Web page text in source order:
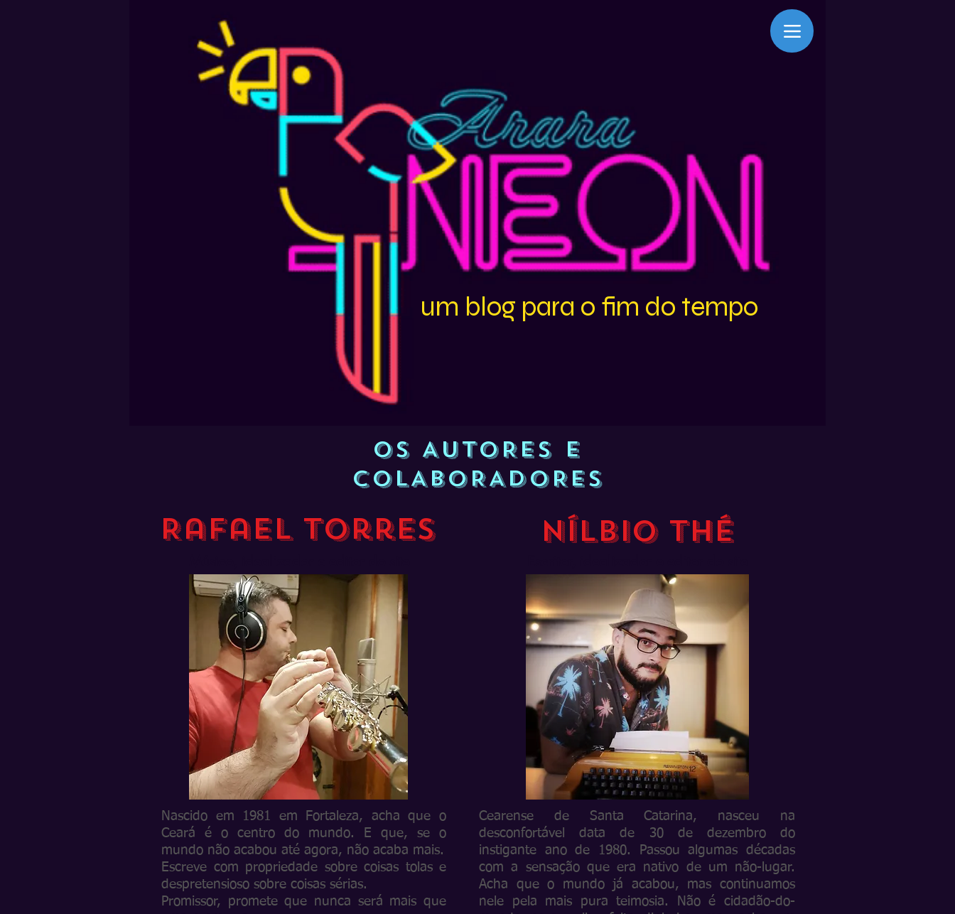
um blog para o fim do tempo
OS AUTORES E
COLABORADORES
Rafael Torres
Nascido em 1981 em Fortaleza, acha que o
Ceará é o centro do mundo. E que, se o
mundo não acabou até agora, não acaba mais.
Escreve com propriedade sobre coisas tolas e
despretensioso sobre coisas sérias.
Promissor, promete que nunca será mais que
NÍlbio Thé
Cearense de Santa Catarina, nasceu na
desconfortável data de 30 de dezembro do
instigante ano de 1980. Passou algumas décadas
com a sensação que era nativo de um não-lugar.
Acha que o mundo já acabou, mas continuamos
nele pela mais pura teimosia. Não é cidadão-do-